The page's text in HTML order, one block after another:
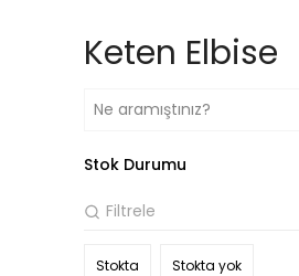
Keten Elbise
Stok Durumu
Stokta Stokta yok